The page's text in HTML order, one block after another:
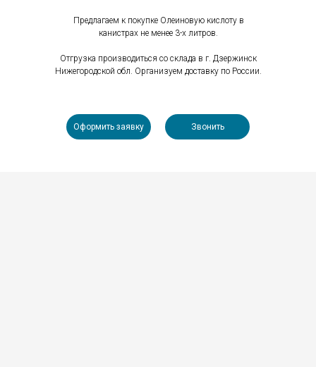
Предлагаем к покупке Олеиновую кислоту в
канистрах не менее 3-х литров.
Отгрузка производиться со склада в г. Дзержинск
Нижегородской обл. Организуем доставку по России.
Оформить заявку Звонить